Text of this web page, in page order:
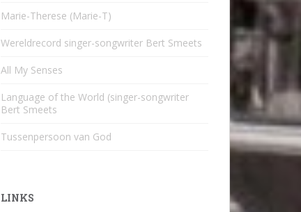
Marie-Therese (Marie-T)
Wereldrecord singer-songwriter Bert Smeets
All My Senses
Language of the World (singer-songwriter
Bert Smeets
Tussenpersoon van God
LINKS